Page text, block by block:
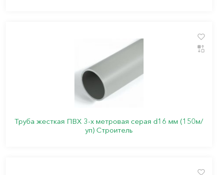
Труба жесткая ПВХ 3-х метровая серая d16 мм (150м/
уп) Строитель